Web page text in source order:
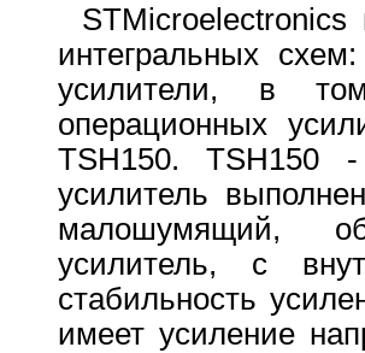
STMicroelectronics
интегральных
усилители, в
операционных
TSH150. TSH150
усилитель
малошумящий,
усилитель, с
стабильность
имеет усиление